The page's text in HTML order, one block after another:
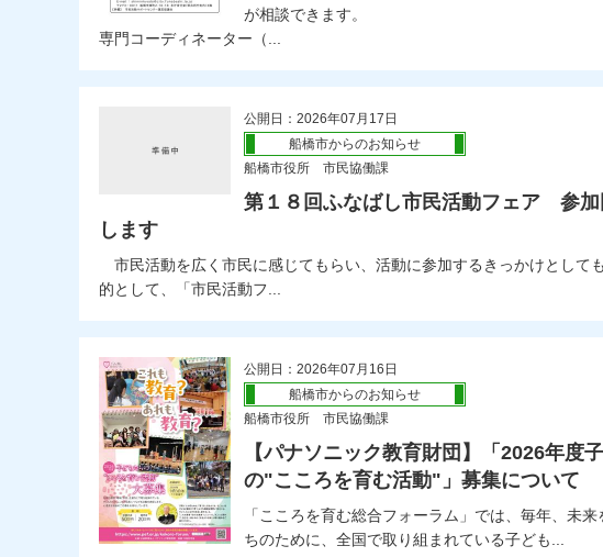
が相談できます。
専門コーディネーター（...
公開日：2026年07月17日
船橋市からのお知らせ
船橋市役所 市民協働課
第１８回ふなばし市民活動フェア 参加
します
市民活動を広く市民に感じてもらい、活動に参加するきっかけとして
的として、「市民活動フ...
公開日：2026年07月16日
船橋市からのお知らせ
船橋市役所 市民協働課
【パナソニック教育財団】「2026年度
の"こころを育む活動"」募集について
「こころを育む総合フォーラム」では、毎年、未来
ちのために、全国で取り組まれている子ども...